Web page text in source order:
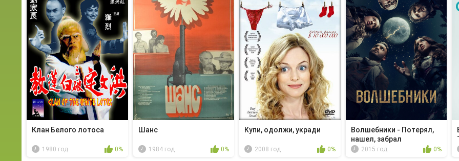
Клан Белого лотоса
1980 год 0%
Шанс
1984 год 0%
Купи, одолжи, укради
2008 год 0%
Волшебники - Потерял,
нашел, забрал
2015 год 0%